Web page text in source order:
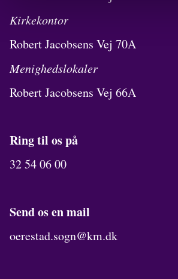
Kirkekontor
Robert Jacobsens Vej 70A
Menighedslokaler
Robert Jacobsens Vej 66A
Ring til os på
32 54 06 00
Send os en mail
oerestad.sogn@km.dk